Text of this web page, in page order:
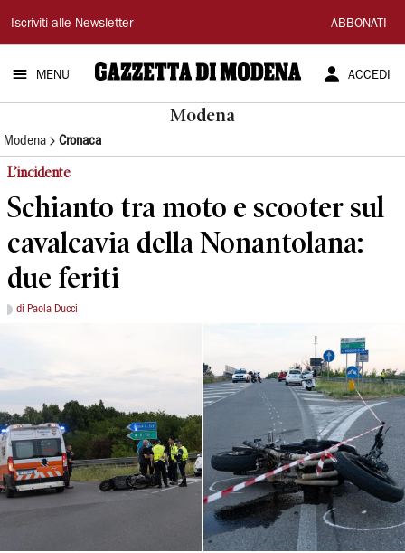
Gazzetta
di
Modena
Iscriviti alle Newsletter ABBONATI
MENU ACCEDI
Modena
Modena Cronaca
L’incidente
Schianto tra moto e scooter sul
cavalcavia della Nonantolana:
due feriti
di Paola Ducci